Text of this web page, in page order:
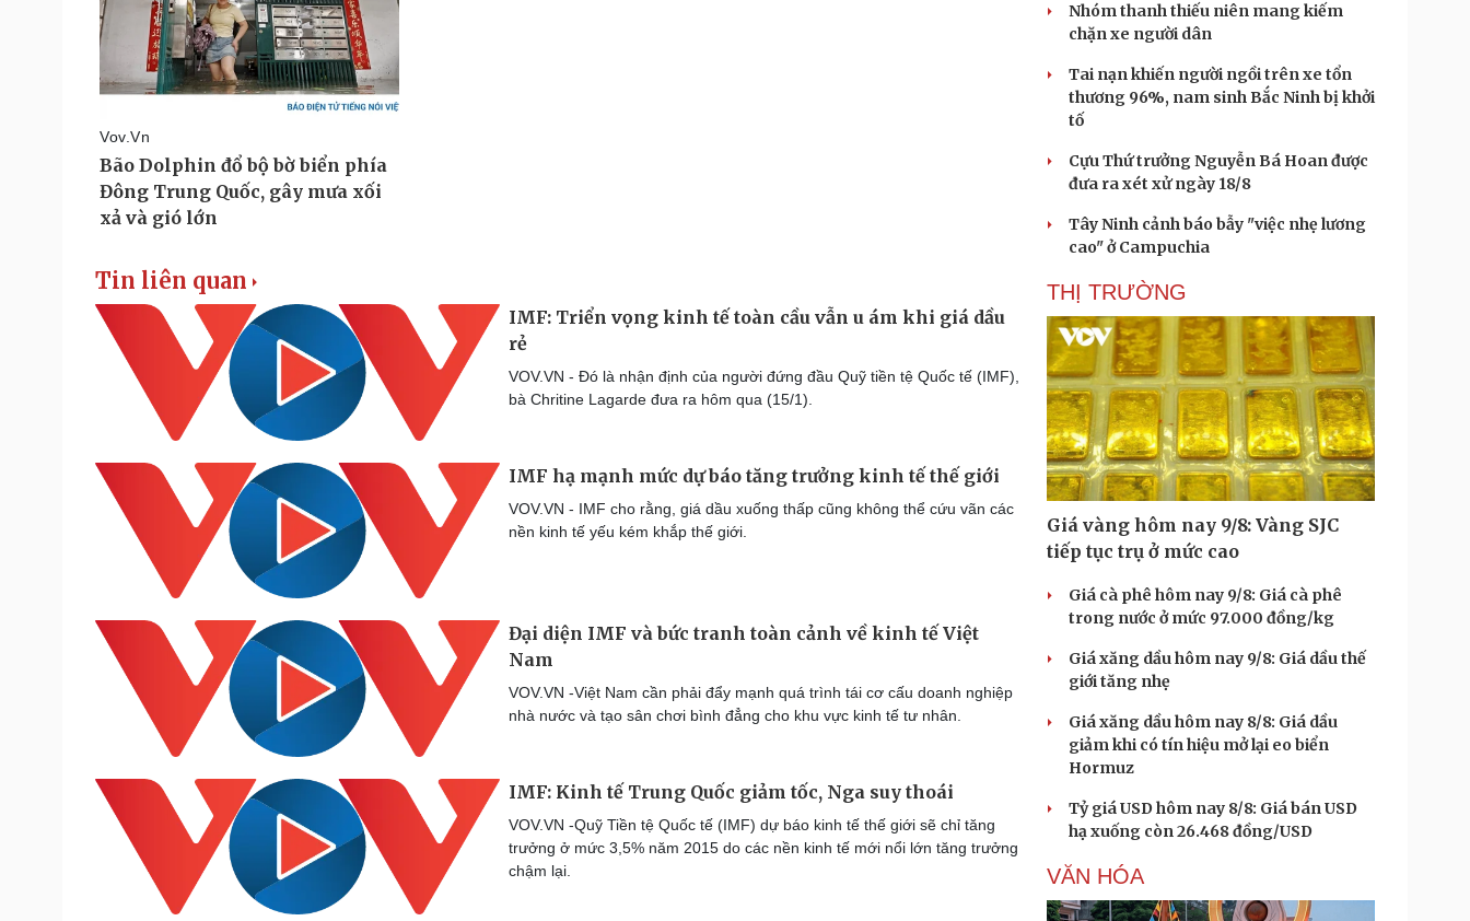
Tin liên quan
IMF: Triển vọng kinh tế toàn cầu vẫn u ám khi giá dầu
rẻ
VOV.VN - Đó là nhận định của người đứng đầu Quỹ tiền tệ Quốc tế (IMF),
bà Chritine Lagarde đưa ra hôm qua (15/1).
IMF hạ mạnh mức dự báo tăng trưởng kinh tế thế giới
VOV.VN - IMF cho rằng, giá dầu xuống thấp cũng không thể cứu vãn các
nền kinh tế yếu kém khắp thế giới.
Đại diện IMF và bức tranh toàn cảnh về kinh tế Việt
Nam
VOV.VN -Việt Nam cần phải đẩy mạnh quá trình tái cơ cấu doanh nghiệp
nhà nước và tạo sân chơi bình đẳng cho khu vực kinh tế tư nhân.
IMF: Kinh tế Trung Quốc giảm tốc, Nga suy thoái
VOV.VN -Quỹ Tiền tệ Quốc tế (IMF) dự báo kinh tế thế giới sẽ chỉ tăng
trưởng ở mức 3,5% năm 2015 do các nền kinh tế mới nổi lớn tăng trưởng
chậm lại.
Nhóm thanh thiếu niên mang kiếm
chặn xe người dân
Tai nạn khiến người ngồi trên xe tổn
thương 96%, nam sinh Bắc Ninh bị khởi
tố
Cựu Thứ trưởng Nguyễn Bá Hoan được
đưa ra xét xử ngày 18/8
Tây Ninh cảnh báo bẫy "việc nhẹ lương
cao" ở Campuchia
THỊ TRƯỜNG
Giá vàng hôm nay 9/8: Vàng SJC
tiếp tục trụ ở mức cao
Giá cà phê hôm nay 9/8: Giá cà phê
trong nước ở mức 97.000 đồng/kg
Giá xăng dầu hôm nay 9/8: Giá dầu thế
giới tăng nhẹ
Giá xăng dầu hôm nay 8/8: Giá dầu
giảm khi có tín hiệu mở lại eo biển
Hormuz
Tỷ giá USD hôm nay 8/8: Giá bán USD
hạ xuống còn 26.468 đồng/USD
VĂN HÓA